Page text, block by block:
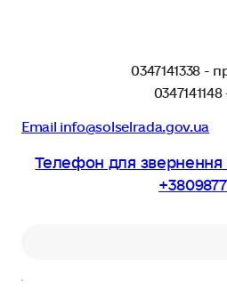
0347141338 -
Email info@solselrada.gov.ua
Телефон для звернення